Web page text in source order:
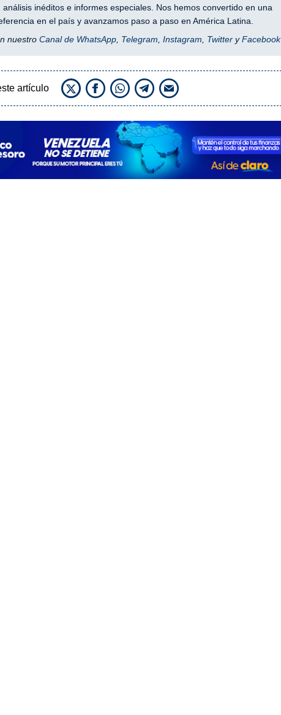
análisis inéditos e informes especiales. Nos hemos convertido en una
en el país y avanzamos paso a paso en América Latina.
nuestro Canal de WhatsApp, Telegram, Instagram, TwitteryFacebook
artículo